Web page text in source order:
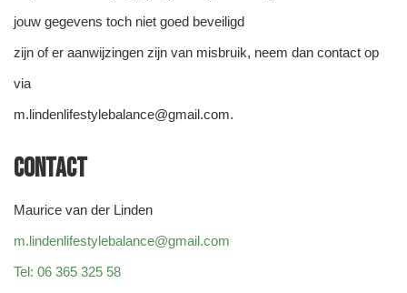
jouw gegevens toch niet goed beveiligd
zijn of er aanwijzingen zijn van misbruik, neem dan contact op
via
m.lindenlifestylebalance@gmail.com.
Contact
Maurice van der Linden
m.lindenlifestylebalance@gmail.com
​Tel: 06 365 325 58